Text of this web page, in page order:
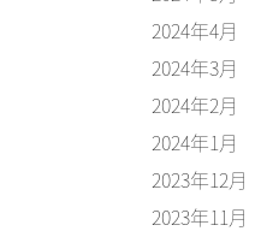
2024年4月
2024年3月
2024年2月
2024年1月
2023年12月
2023年11月